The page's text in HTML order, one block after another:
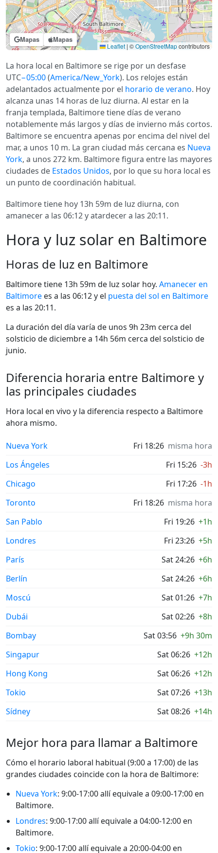
Mapas Mapas
Leaflet | ©OpenStreetMapcontributors
La hora local en Baltimore se rige por un desfase
UTC−05:00(America/New_York). Los relojes están
adelantados actualmente por el horario de verano. Hoy
alcanza unas 14 horas de luz diurna. Al estar en la
franja templada, Baltimore tiene días de verano
notablemente más largos y días de invierno más cortos.
Baltimore se encuentra apenas por encima del nivel del
mar, a unos 10 m. La gran ciudad más cercana es Nueva
York, a unos 272 km. Baltimore figura entre las mayores
ciudades de Estados Unidos, por lo que su hora local es
un punto de coordinación habitual.
Baltimore tiene hoy 13h 59m de luz diurna, con
amanecer a las 06:12 y atardecer a las 20:11.
Hora y luz solar en Baltimore
Horas de luz en Baltimore
Baltimore tiene 13h 59m de luz solar hoy. Amanecer en
Baltimore es a las 06:12 y el puesta del sol en Baltimore
es a las 20:11.
La duración del día varía de unos 9h 23m cerca del
solsticio de diciembre a 14h 56m cerca del solsticio de
junio.
Diferencia horaria entre Baltimore y
las principales ciudades
Hora local en vivo y la diferencia respecto a Baltimore
ahora mismo.
Nueva York Fri 18:26 misma hora
Los Ángeles
Fri 15:26 -3h
Chicago
Fri 17:26 -1h
Toronto
Fri 18:26 misma hora
San Pablo
Fri 19:26 +1h
Londres
Fri 23:26 +5h
París
Sat 24:26 +6h
Berlín
Sat 24:26 +6h
Moscú
Sat 01:26 +7h
Dubái
Sat 02:26 +8h
Bombay
Sat 03:56 +9h 30m
Singapur
Sat 06:26 +12h
Hong Kong
Sat 06:26 +12h
Tokio
Sat 07:26 +13h
Sídney
Sat 08:26 +14h
Mejor hora para llamar a Baltimore
Cómo el horario laboral habitual (9:00 a 17:00) de las
grandes ciudades coincide con la hora de Baltimore:
Nueva York: 9:00-17:00 allí equivale a 09:00-17:00 en
Baltimore.
Londres: 9:00-17:00 allí equivale a 04:00-12:00 en
Baltimore.
Tokio: 9:00-17:00 allí equivale a 20:00-04:00 en